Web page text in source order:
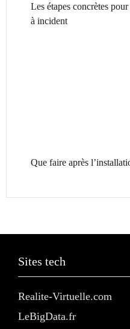
Les étapes concrètes
à incident
Que faire après
Sites tech
Realite-Virtuelle.com
LeBigData.fr